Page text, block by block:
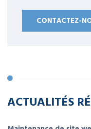
CONTACTEZ-
ACTUALITÉS